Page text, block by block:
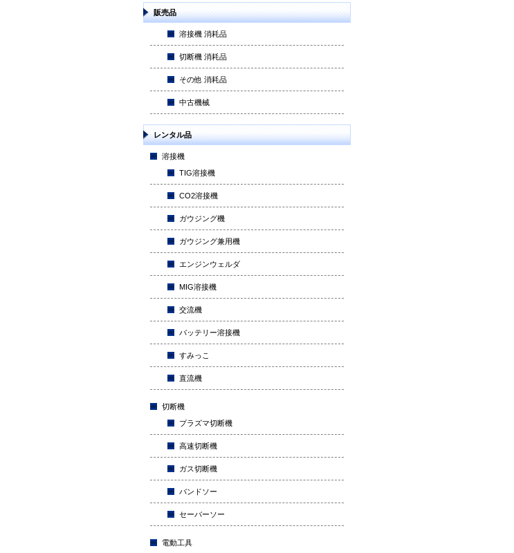
販売品
溶接機 消耗品
切断機 消耗品
その他 消耗品
中古機械
レンタル品
溶接機
TIG溶接機
CO2溶接機
ガウジング機
ガウジング兼用機
エンジンウェルダ
MIG溶接機
交流機
バッテリー溶接機
すみっこ
直流機
切断機
プラズマ切断機
高速切断機
ガス切断機
バンドソー
セーバーソー
電動工具